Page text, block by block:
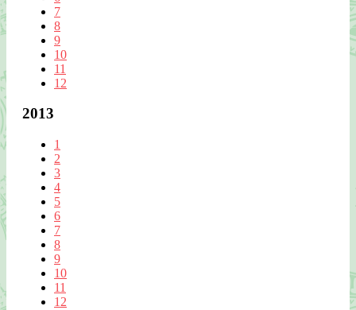
7
8
9
10
11
12
2013
1
2
3
4
5
6
7
8
9
10
11
12